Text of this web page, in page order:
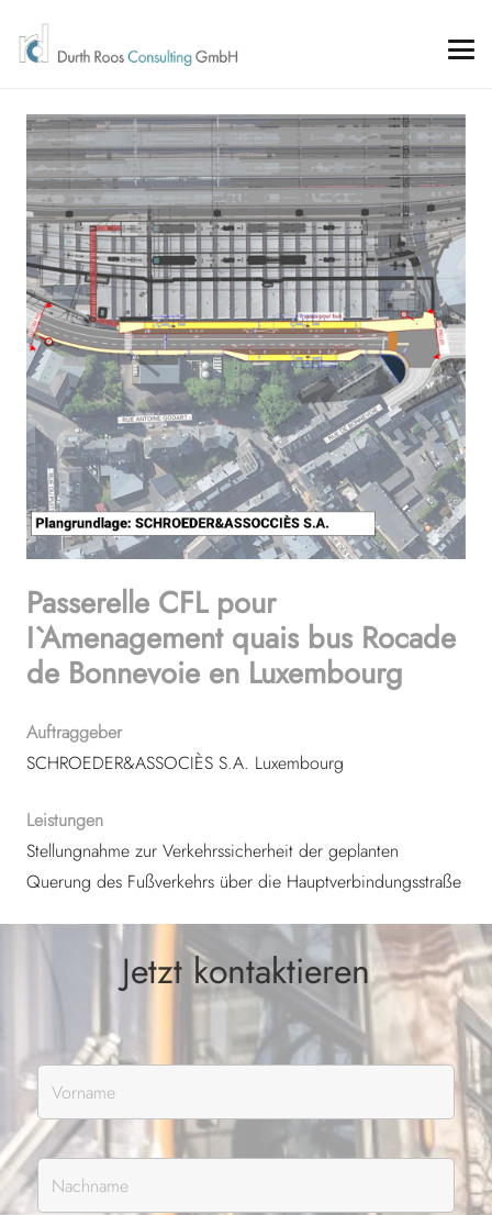
Passerelle CFL pour
I`Amenagement quais bus Rocade
de Bonnevoie en Luxembourg
Auftraggeber
SCHROEDER&ASSOCIÈS S.A. Luxembourg
Leistungen
Stellungnahme zur Verkehrssicherheit der geplanten
Querung des Fußverkehrs über die Hauptverbindungsstraße
Jetzt kontaktieren